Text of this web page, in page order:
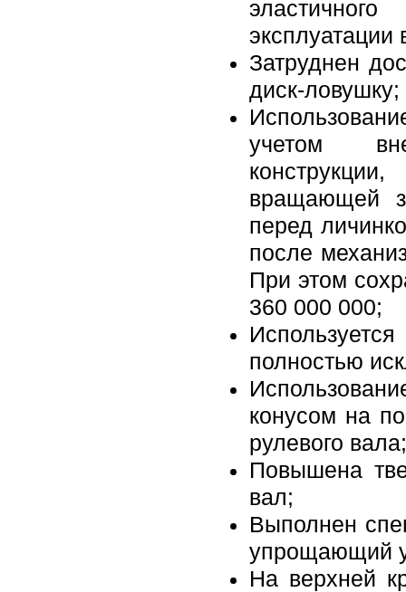
эксплуатации
Затруднен
диск-ловушку;
учетом
вращающей
перед
после
При этом
360 000 000;
полностью
конусом на
рулевого вала;
Повышена
вал;
Выполнен
упрощающий
На верхней